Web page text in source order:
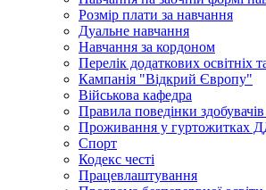
Розмір плати за навчання
Дуальне навчання
Навчання за кордоном
Перелік додаткових освітніх
Кампанія "Відкрий Європу"
Військова кафедра
Правила поведінки
Проживання у гуртожитках
Спорт
Кодекс честі
Працевлаштування